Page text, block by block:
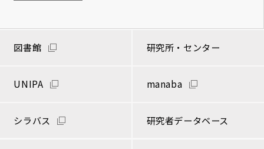
図書館 研究所・センター
UNIPA manaba
シラバス 研究者データベース